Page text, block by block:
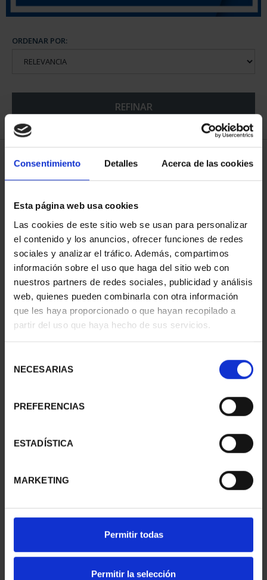
Consentimiento Detalles Acerca de las cookies
Esta página web usa cookies
Las cookies de este sitio web se usan para personalizar
el contenido y los anuncios, ofrecer funciones de redes
sociales y analizar el tráfico. Además, compartimos
información sobre el uso que haga del sitio web con
nuestros partners de redes sociales, publicidad y análisis
web, quienes pueden combinarla con otra información
que les haya proporcionado o que hayan recopilado a
partir del uso que haya hecho de sus servicios.
NECESARIAS
PREFERENCIAS
ESTADÍSTICA
MARKETING
Permitir todas
Permitir la selección
ORDENAR POR:
REFINAR
6 Productos encontrados
CIUDADES PATRIMONIO
II - CUENCA
73,00 €
CIUDADES PATRIMONIO
II - SALAMANCA
73,00 €
CIUDADES PATRIMONIO
73,00 €
CIUDADES PATRIMONIO
73,00 €